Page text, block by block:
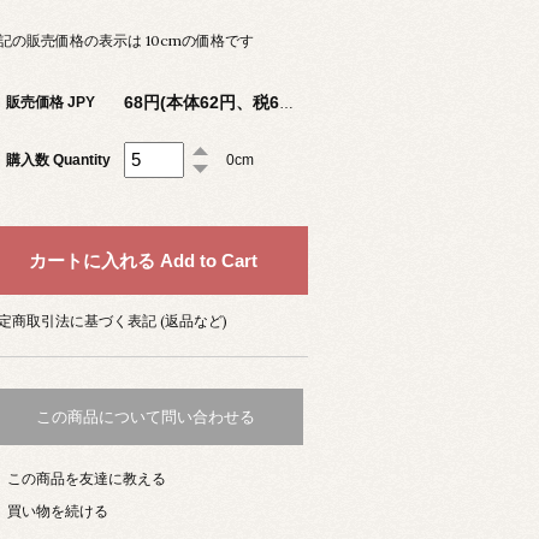
の販売価格の表示は 10cmの価格です
販売価格 JPY
購入数 Quantity 0cm
商取引法に基づく表記 (返品など)
この商品について問い合わせる
この商品を友達に教える
買い物を続ける